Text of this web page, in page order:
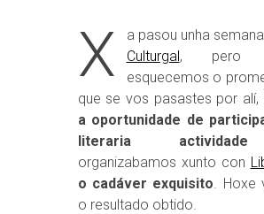
X
a pasou unha
Culturgal, pero
esquecemos o
que se vos pasastes por alí,
a oportunidade de
literaria actividade
organizabamos xunto con
o cadáver exquisito. Hoxe
o resultado obtido.